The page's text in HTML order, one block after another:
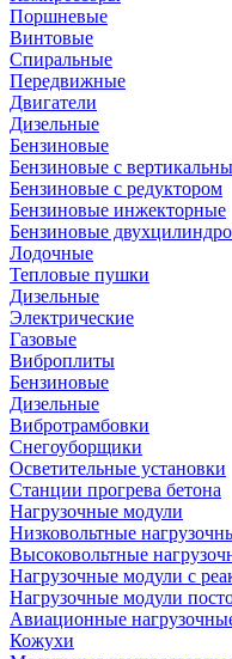
Поршневые
Винтовые
Спиральные
Передвижные
Двигатели
Дизельные
Бензиновые
Бензиновые с
Бензиновые с редуктором
Бензиновые инжекторные
Бензиновые
Лодочные
Тепловые пушки
Дизельные
Электрические
Газовые
Виброплиты
Бензиновые
Дизельные
Вибротрамбовки
Снегоуборщики
Осветительные установки
Станции прогрева бетона
Нагрузочные модули
Низковольтные
Высоковольтные
Нагрузочные модули с
Нагрузочные модули
Авиационные
Кожухи